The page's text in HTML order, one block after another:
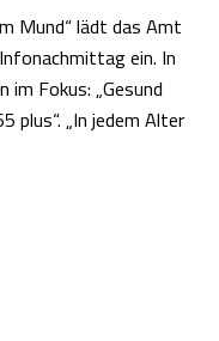
Mund“ lädt das Amt
ein. In
im Fokus: „Gesund
plus“. „In jedem Alter